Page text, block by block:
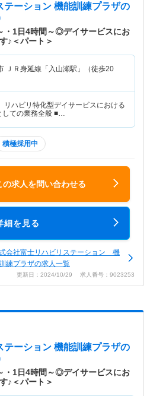
ーション 機能訓練プラザの
・1日4時間～◎デイサービスにお
♪＜パート＞
ＪＲ身延線「入山瀬駅」（徒歩20
リハビリ特化型デイサービスにおける
ての業務全般 ■…
積極採用中
の求人を問い合わせる
細を見る
会社富士リハビリステーション 機
練プラザの求人一覧
更新日：2024/10/29 求人番号：9023253
ーション 機能訓練プラザの
・1日4時間～◎デイサービスにお
♪＜パート＞